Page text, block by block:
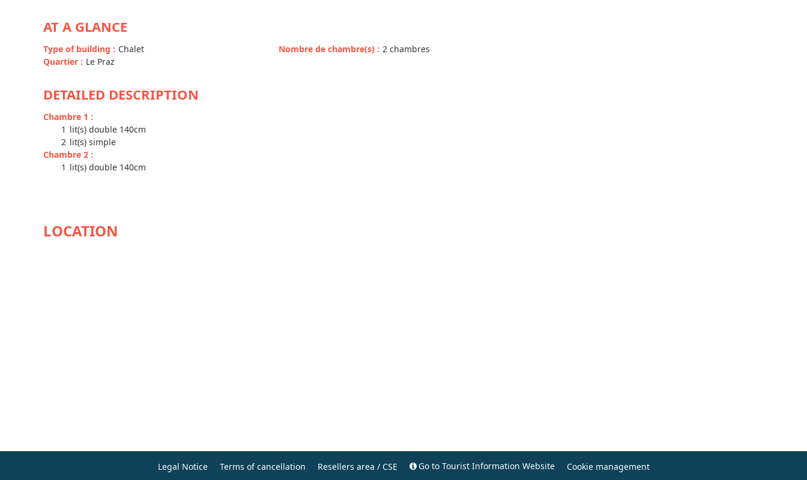
AT A GLANCE
Type of building : Chalet
Quartier : Le Praz
Nombre de chambre(s) : 2 chambres
DETAILED DESCRIPTION
Chambre 1 :
1 lit(s) double 140cm
2 lit(s) simple
Chambre 2 :
1 lit(s) double 140cm
AVAILABILITY
Legal Notice Terms of cancellation Resellers area / CSE Go to Tourist Information Website Cookie management